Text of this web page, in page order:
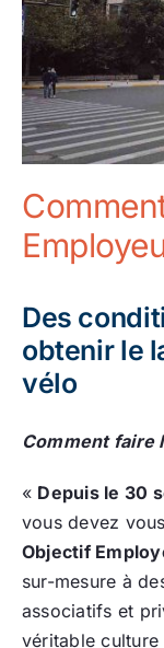
Des
obtenir le
vélo
Comment faire
« Depuis le 30
vous devez
Objectif
sur-mesure à
associatifs et
véritable